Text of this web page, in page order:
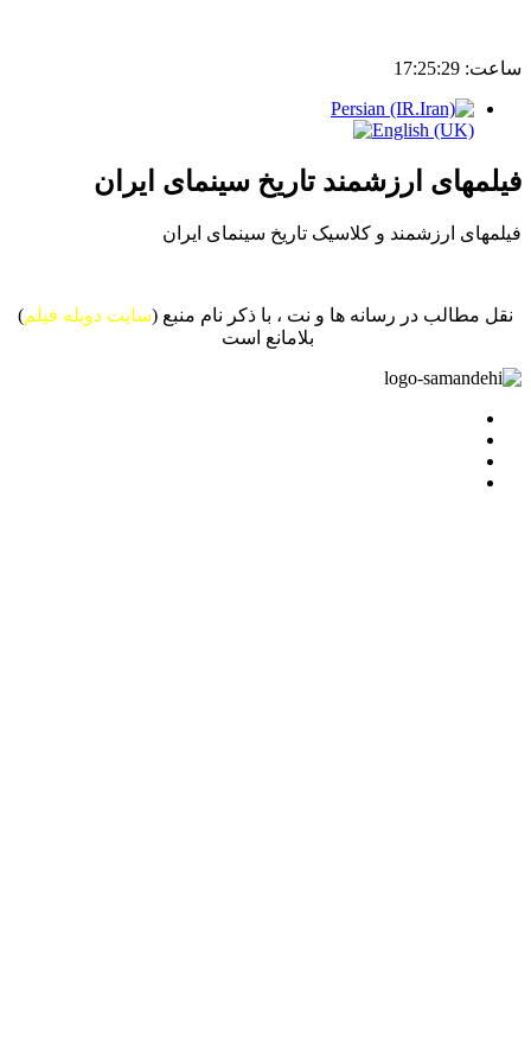
ساعت: 17:25:29
فیلمهای ارزشمند تاریخ سینمای ایران
فیلمهای ارزشمند و کلاسیک تاریخ سینمای ایران
نقل مطالب در رسانه ها و نت ، با ذکر نام منبع (سایت دوبله فیلم)
بلامانع است